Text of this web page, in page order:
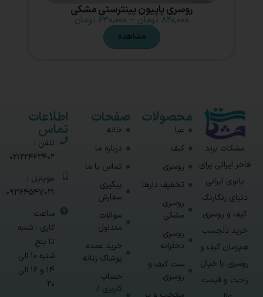
روسری پاپیون پینترستی مشکی
۸۲۰,۰۰۰ تومان – ۶۳۰,۰۰۰ تومان
مشاهده
مشکات برند
فاخر ایرانی برای
بانوی ایرانی
دنیای رنگارنگ
کیف و روسری
خرید دلچسب
هم‌زمان کیف و
روسری با خیال
راحت و قیمت
محصولات
عبا
کیف
روسری
تخفیف دارها
روسری
مشکی
روسری
دخترانه
ست کیف و
روسری
صفحات
خانه
درباره ما
تماس با ما
پیگیری
سفارش
سوالات
متداول
خرید عمده
پوشاک زنانه
حساب
کاربری /
اطلاعات
تماس
تلفن :
02122462402
موبایل :
09364547021
ساعت
کاری : شنبه
تا پنج
شنبه 10 الی
14 و 16 الی
20